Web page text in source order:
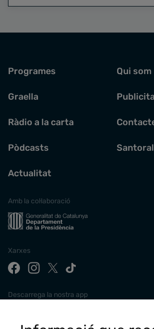
Programes
Graella
Ràdio a la carta
Pòdcasts
Actualitat
Qui som
Santoral
Amb la col·laboració
Xarxes
Descarrega la nostra app